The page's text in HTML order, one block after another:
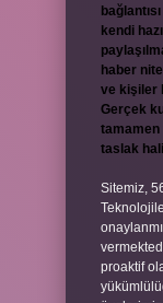
kendi
haber
ve kişiler
Gerçek
tamamen
taslak
Sitemiz,
proaktif